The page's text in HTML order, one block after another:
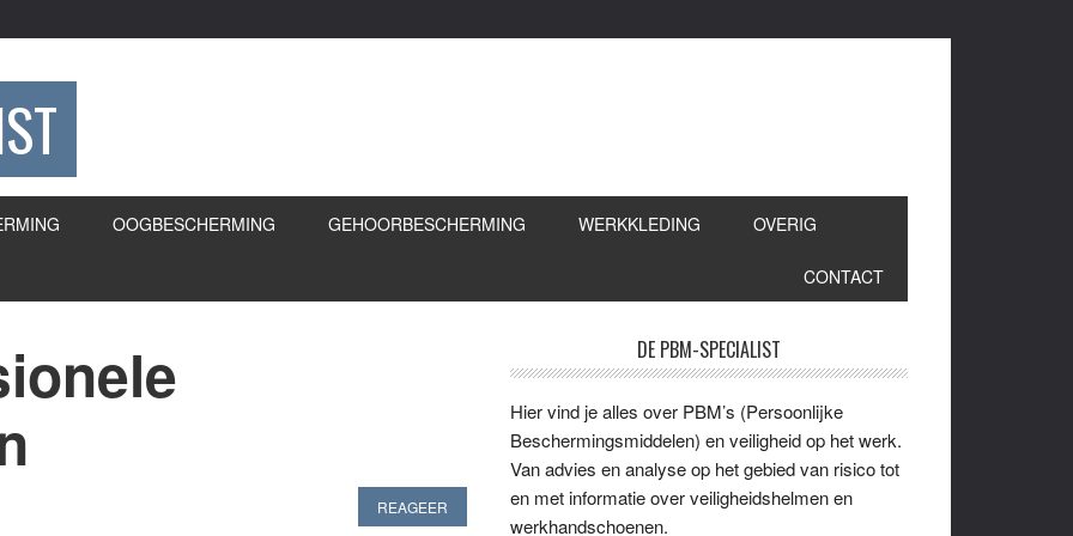
OOGBESCHERMING GEHOORBESCHERMING WERKKLEDING OVERIG
CONTACT
REAGEER
Sidebar
DE PBM-SPECIALIST
Hier vind je alles over PBM’s (Persoonlijke
Beschermingsmiddelen) en veiligheid op het werk.
Van advies en analyse op het gebied van risico tot
en met informatie over veiligheidshelmen en
werkhandschoenen.